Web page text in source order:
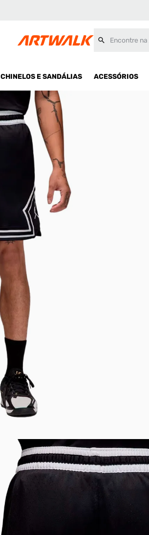
CHINELOS E SANDÁLIAS ACESSÓRIOS